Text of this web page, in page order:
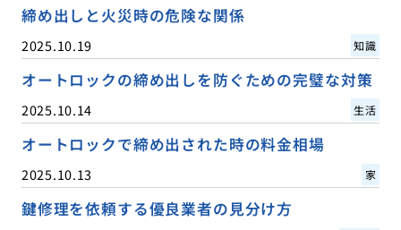
締め出しと火災時の危険な関係
2025.10.19 知識
オートロックの締め出しを防ぐための完璧な対策
2025.10.14 生活
オートロックで締め出された時の料金相場
2025.10.13 家
鍵修理を依頼する優良業者の見分け方